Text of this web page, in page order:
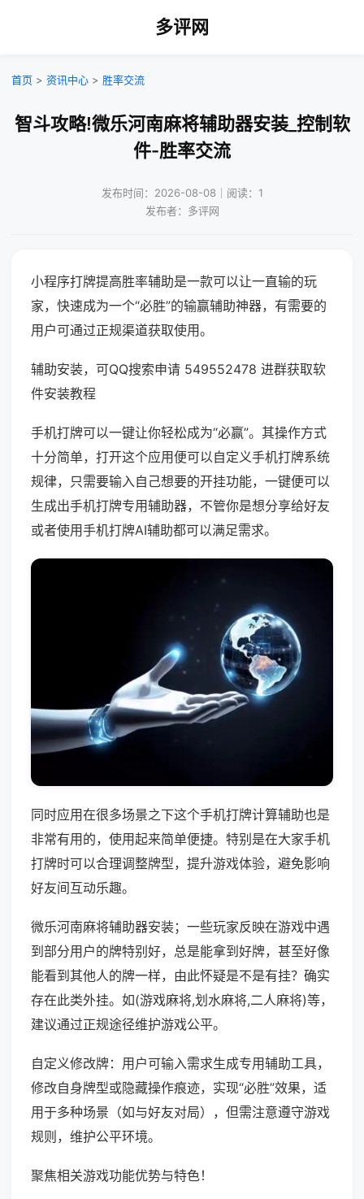
多评网
首页 > 资讯中心 > 胜率交流
智斗攻略!微乐河南麻将辅助器安装_控制软
件-胜率交流
发布时间：2026-08-08｜阅读：1
发布者：多评网
小程序打牌提高胜率辅助是一款可以让一直输的玩
家，快速成为一个“必胜”的输赢辅助神器，有需要的
用户可通过正规渠道获取使用。
辅助安装，可QQ搜索申请 549552478 进群获取软
件安装教程
手机打牌可以一键让你轻松成为“必赢”。其操作方式
十分简单，打开这个应用便可以自定义手机打牌系统
规律，只需要输入自己想要的开挂功能，一键便可以
生成出手机打牌专用辅助器，不管你是想分享给好友
或者使用手机打牌AI辅助都可以满足需求。
同时应用在很多场景之下这个手机打牌计算辅助也是
非常有用的，使用起来简单便捷。特别是在大家手机
打牌时可以合理调整牌型，提升游戏体验，避免影响
好友间互动乐趣。
微乐河南麻将辅助器安装；一些玩家反映在游戏中遇
到部分用户的牌特别好，总是能拿到好牌，甚至好像
能看到其他人的牌一样，由此怀疑是不是有挂？确实
存在此类外挂。如(游戏麻将,划水麻将,二人麻将)等，
建议通过正规途径维护游戏公平。
自定义修改牌：用户可输入需求生成专用辅助工具，
修改自身牌型或隐藏操作痕迹，实现“必胜”效果，适
用于多种场景（如与好友对局），但需注意遵守游戏
规则，维护公平环境。
聚焦相关游戏功能优势与特色！